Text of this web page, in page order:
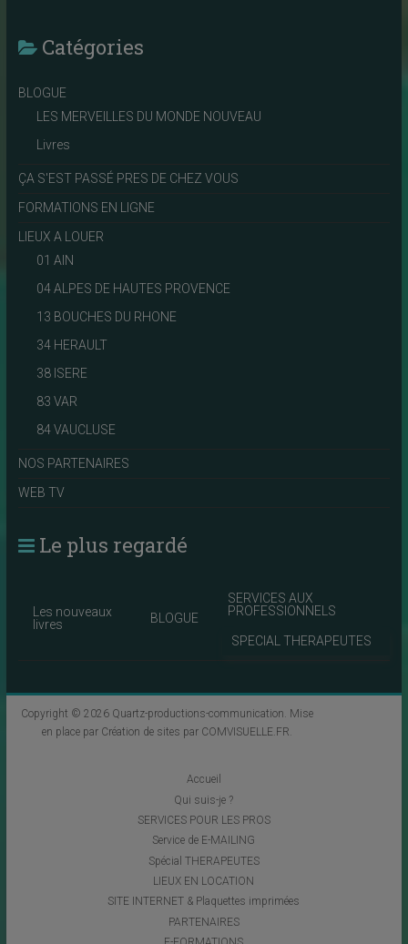
Catégories
BLOGUE
LES MERVEILLES DU MONDE NOUVEAU
Livres
ÇA S'EST PASSÉ PRES DE CHEZ VOUS
FORMATIONS EN LIGNE
LIEUX A LOUER
01 AIN
04 ALPES DE HAUTES PROVENCE
13 BOUCHES DU RHONE
34 HERAULT
38 ISERE
83 VAR
84 VAUCLUSE
NOS PARTENAIRES
WEB TV
Le plus regardé
Les nouveaux
livres
BLOGUE
SERVICES AUX
PROFESSIONNELS
SPECIAL THERAPEUTES
Copyright © 2026 Quartz-productions-communication. Mise
en place par Création de sites par COMVISUELLE.FR.
Accueil
Qui suis-je ?
SERVICES POUR LES PROS
Service de E-MAILING
Spécial THERAPEUTES
LIEUX EN LOCATION
SITE INTERNET & Plaquettes imprimées
PARTENAIRES